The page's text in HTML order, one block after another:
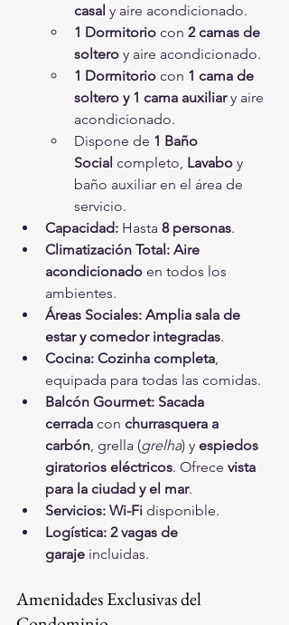
casal y aire acondicionado.
1 Dormitorio con 2 camas de
soltero y aire acondicionado.
1 Dormitorio con 1 cama de
soltero y 1 cama auxiliar y aire
acondicionado.
Dispone de 1 Baño
Social completo, Lavabo y
baño auxiliar en el área de
servicio.
Capacidad: Hasta 8 personas.
Climatización Total: Aire
acondicionado en todos los
ambientes.
Áreas Sociales: Amplia sala de
estar y comedor integradas.
Cocina: Cozinha completa,
equipada para todas las comidas.
Balcón Gourmet: Sacada
cerrada con churrasquera a
carbón, grella (grelha) y espiedos
giratorios eléctricos. Ofrece vista
para la ciudad y el mar.
Servicios: Wi-Fi disponible.
Logística: 2 vagas de
garaje incluidas.
Amenidades Exclusivas del